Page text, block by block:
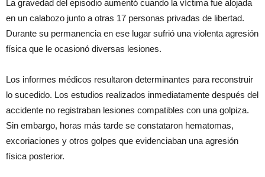
La gravedad del episodio aumentó cuando la víctima fue alojada
en un calabozo junto a otras 17 personas privadas de libertad.
Durante su permanencia en ese lugar sufrió una violenta agresión
física que le ocasionó diversas lesiones.
Los informes médicos resultaron determinantes para reconstruir
lo sucedido. Los estudios realizados inmediatamente después del
accidente no registraban lesiones compatibles con una golpiza.
Sin embargo, horas más tarde se constataron hematomas,
excoriaciones y otros golpes que evidenciaban una agresión
física posterior.